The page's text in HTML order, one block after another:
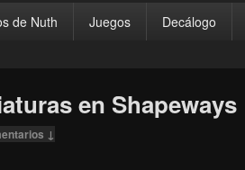
de Nuth Juegos Decálogo
en Shapeways
↓